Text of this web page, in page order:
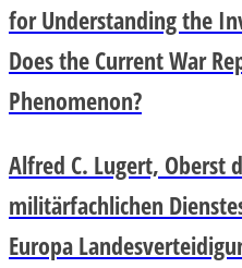
for Understanding the
Does the Current War
Phenomenon?
Alfred C. Lugert, Oberst
militärfachlichen
Europa